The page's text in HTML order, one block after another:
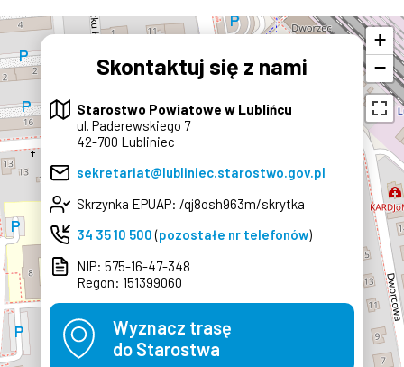
Skontaktuj się z nami
Starostwo Powiatowe w Lublińcu
ul. Paderewskiego 7
42-700 Lubliniec
sekretariat@lubliniec.starostwo.gov.pl
Skrzynka EPUAP: /qj8osh963m/skrytka
34 35 10 500(pozostałe nr telefonów)
NIP: 575-16-47-348
Regon: 151399060
Wyznacz trasę
do Starostwa
+
−